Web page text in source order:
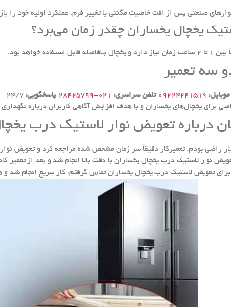
صنعتی پس از افت خاصیت مگنتی یا تغییر فرم، عملکرد اولیه خود را
یخچال یخساران چقدر زمان می‌برد؟
خواهد بود.
سه تعمیر
موبایل: 09224241519 تلفن سراسری: ۰۲۱-۲۸۴۲۵۷۹۹ پاسخگویی:
برای یخچال‌های یخساران و با هدف افزایش آگاهی کاربران درباره
درباره تعویض نوار لاستیک درب
راضی بودم. تعمیرکار دقیقاً سر زمان مشخص شده مراجعه کرد و تعویض
نوار لاستیک درب یخچال یخساران با دقت بالا انجام شد و بعد از
تعویض لاستیک درب یخچال یخساران تماس گرفتم، کار سریع انجام شد و